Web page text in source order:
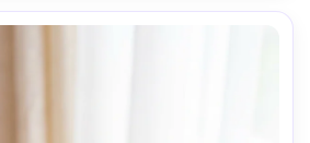
de color de contraste- -ar 4:5